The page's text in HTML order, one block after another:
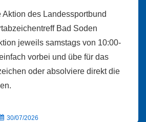
Aktion des Landessportbund
Bad Soden
jeweils samstags von 10:00-
vorbei und übe für das
oder absolviere direkt die
30/07/2026